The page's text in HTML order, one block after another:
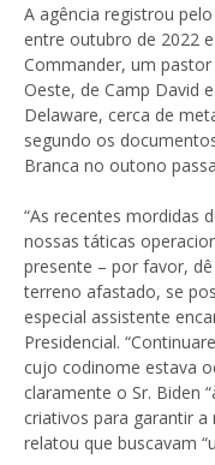
A agência registrou
entre outubro de 2022
Commander, um
Oeste, de Camp David
Delaware, cerca de
segundo os
Branca no outono
“As recentes mordidas
nossas táticas
presente – por favor,
terreno afastado, se
especial assistente
Presidencial.
cujo codinome estava
claramente o Sr. Biden
criativos para garantir a
relatou que buscavam